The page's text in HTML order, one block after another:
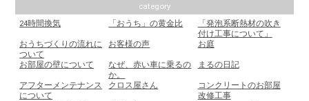
category
24時間換気
「おうち」の黄金比
「発泡系断熱材の吹き
付け工事について」
おうちづくりの流れに
ついて
お客様の声 お庭
お部屋の壁について
なぜ、赤い車に乗るの
か。
まるの日記
アフターメンテナンス
について
クロス屋さん
コンクリートのお部屋
改修工事